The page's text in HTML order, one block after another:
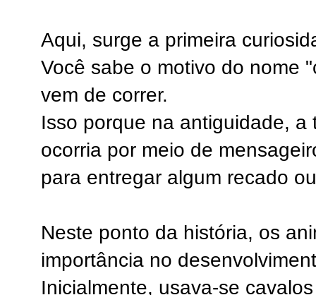
Aqui, surge a primeira
Você sabe o motivo do nome
vem de correr.
Isso porque na antiguidade, a
ocorria por meio de
para entregar algum recado
Neste ponto da história, os
importância no
Inicialmente, usava-se